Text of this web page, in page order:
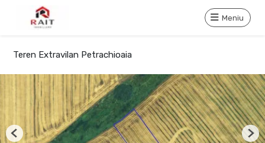
Meniu
Teren Extravilan Petrachioaia
Previous